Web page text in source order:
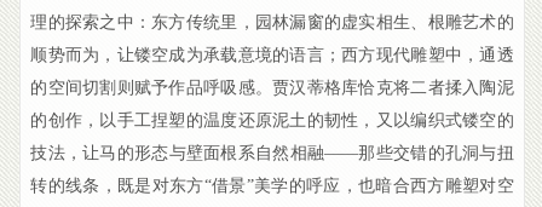
理的探索之中：东方传统里，园林漏窗的虚实相生、根雕艺术的
顺势而为，让镂空成为承载意境的语言；西方现代雕塑中，通透
的空间切割则赋予作品呼吸感。贾汉蒂格库恰克将二者揉入陶泥
的创作，以手工捏塑的温度还原泥土的韧性，又以编织式镂空的
技法，让马的形态与壁面根系自然相融——那些交错的孔洞与扭
转的线条，既是对东方“借景”美学的呼应，也暗合西方雕塑对空